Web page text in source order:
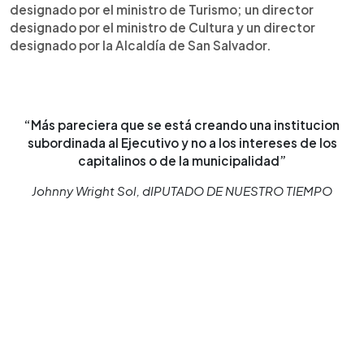
designado por el ministro de Turismo; un director
designado por el ministro de Cultura y un director
designado por la Alcaldía de San Salvador.
“Más pareciera que se está creando una institucion
subordinada al Ejecutivo y no a los intereses de los
capitalinos o de la municipalidad”
Johnny Wright Sol, dIPUTADO DE NUESTRO TIEMPO